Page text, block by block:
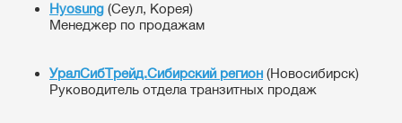
Hyosung (Сеул, Корея)
Менеджер по продажам
УралСибТрейд.Сибирский регион (Новосибирск)
Руководитель отдела транзитных продаж